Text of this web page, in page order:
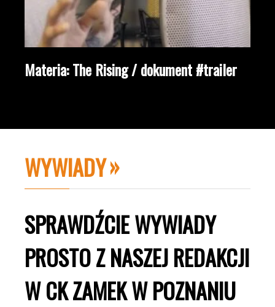
Materia: The Rising / dokument #trailer
WYWIADY
SPRAWDŹCIE WYWIADY
PROSTO Z NASZEJ REDAKCJI
W CK ZAMEK W POZNANIU